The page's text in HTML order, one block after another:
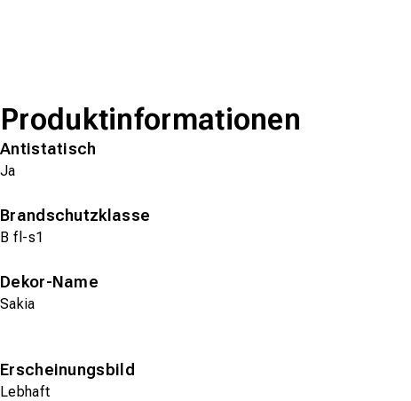
Produktinformationen
Antistatisch
Ja
Brandschutzklasse
B fl-s1
Dekor-Name
Sakia
Erscheinungsbild
Lebhaft